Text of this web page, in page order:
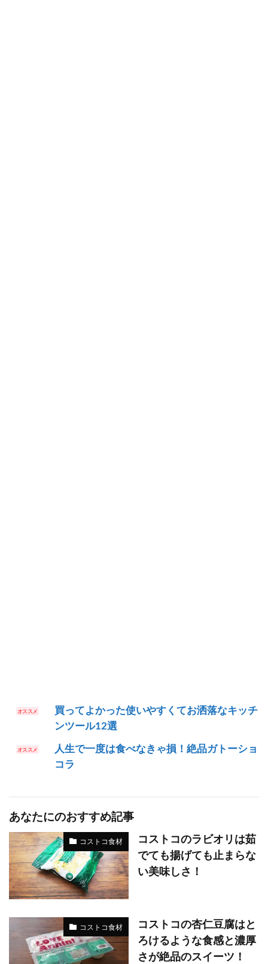
買ってよかった使いやすくてお洒落なキッチ
ンツール12選
人生で一度は食べなきゃ損！絶品ガトーショ
コラ
あなたにのおすすめ記事
コストコ食材
コストコのラビオリは茹
でても揚げても止まらな
い美味しさ！
コストコ食材
コストコの杏仁豆腐はと
ろけるような食感と濃厚
さが絶品のスイーツ！